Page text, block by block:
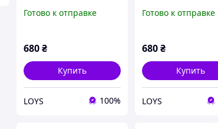
XS
Готово к отправке
680₴
Купить
LOYS 100%
Готово к отправке
680₴
Купить
LOYS